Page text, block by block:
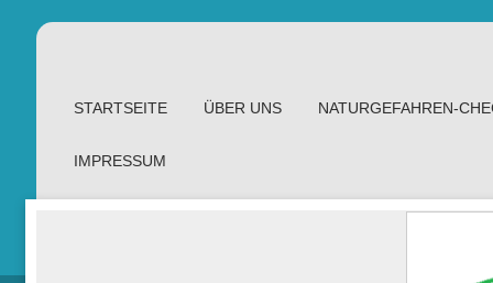
STARTSEITE ÜBER UNS NATURGEFAHREN-
IMPRESSUM